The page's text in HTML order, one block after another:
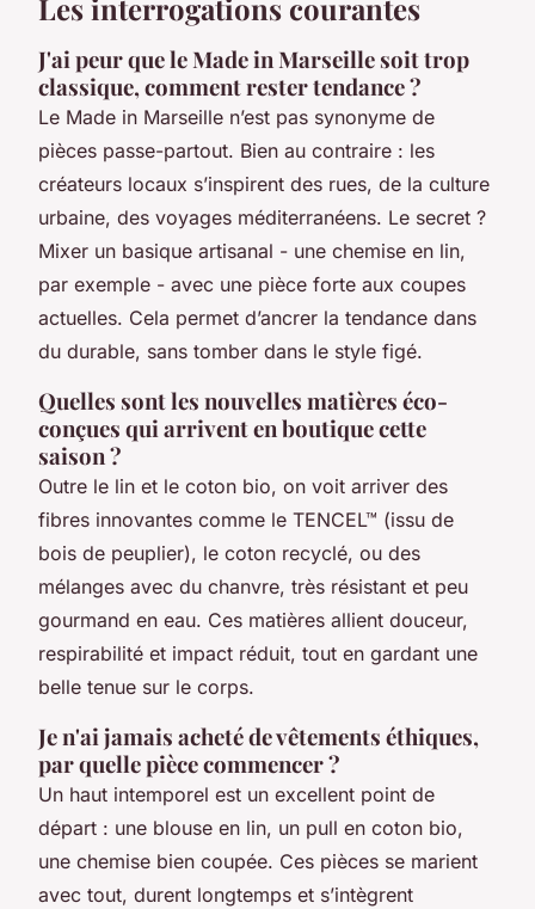
Les interrogations courantes
J'ai peur que le Made in Marseille soit trop
classique, comment rester tendance ?
Le Made in Marseille n’est pas synonyme de
pièces passe-partout. Bien au contraire : les
créateurs locaux s’inspirent des rues, de la culture
urbaine, des voyages méditerranéens. Le secret ?
Mixer un basique artisanal - une chemise en lin,
par exemple - avec une pièce forte aux coupes
actuelles. Cela permet d’ancrer la tendance dans
du durable, sans tomber dans le style figé.
Quelles sont les nouvelles matières éco-
conçues qui arrivent en boutique cette
saison ?
Outre le lin et le coton bio, on voit arriver des
fibres innovantes comme le TENCEL™ (issu de
bois de peuplier), le coton recyclé, ou des
mélanges avec du chanvre, très résistant et peu
gourmand en eau. Ces matières allient douceur,
respirabilité et impact réduit, tout en gardant une
belle tenue sur le corps.
Je n'ai jamais acheté de vêtements éthiques,
par quelle pièce commencer ?
Un haut intemporel est un excellent point de
départ : une blouse en lin, un pull en coton bio,
une chemise bien coupée. Ces pièces se marient
avec tout, durent longtemps et s’intègrent